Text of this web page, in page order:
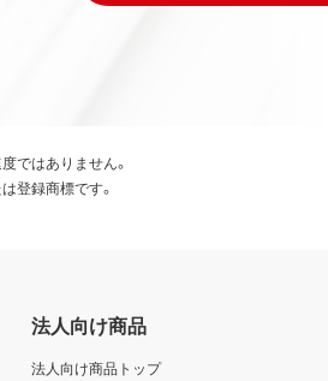
ではありません。
登録商標です。
法人向け商品
法人向け商品トップ